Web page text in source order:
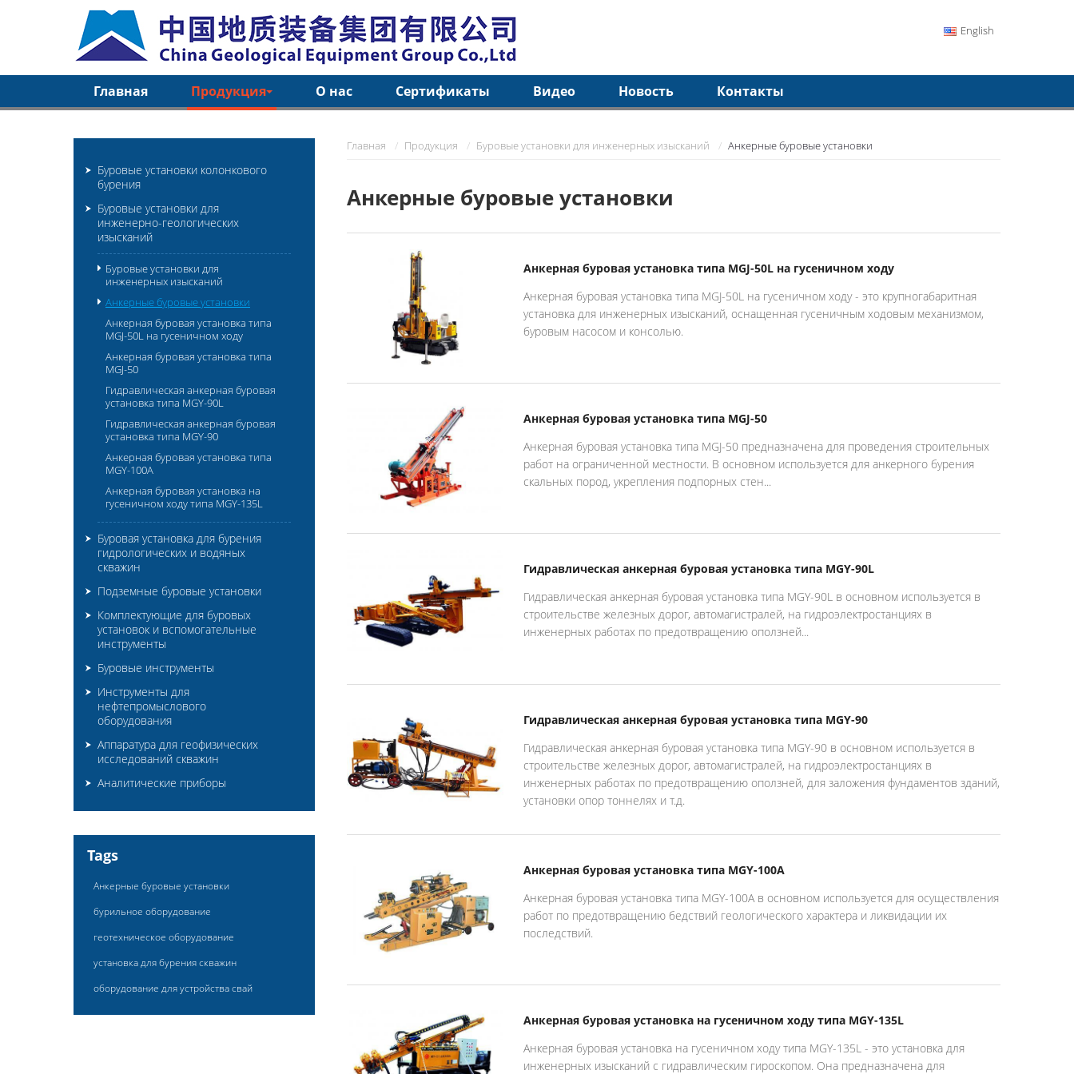
English
Главная Продукция О нас Сертификаты Видео Новость Контакты
Главная Продукция Буровые установки для инженерных изысканий Анкерные буровые установки
Анкерные буровые установки
Анкерная буровая установка типа MGJ-50L на гусеничном ходу
Анкерная буровая установка типа MGJ-50L на гусеничном ходу - это крупногабаритная
установка для инженерных изысканий, оснащенная гусеничным ходовым механизмом,
буровым насосом и консолью.
Анкерная буровая установка типа MGJ-50
Анкерная буровая установка типа MGJ-50 предназначена для проведения строительных
работ на ограниченной местности. В основном используется для анкерного бурения
скальных пород, укрепления подпорных стен...
Гидравлическая анкерная буровая установка типа MGY-90L
Гидравлическая анкерная буровая установка типа MGY-90L в основном используется в
строительстве железных дорог, автомагистралей, на гидроэлектростанциях в
инженерных работах по предотвращению оползней...
Гидравлическая анкерная буровая установка типа MGY-90
Гидравлическая анкерная буровая установка типа MGY-90 в основном используется в
строительстве железных дорог, автомагистралей, на гидроэлектростанциях в
инженерных работах по предотвращению оползней, для заложения фундаментов зданий,
установки опор тоннелях и т.д.
Анкерная буровая установка типа MGY-100A
Анкерная буровая установка типа MGY-100A в основном используется для осуществления
работ по предотвращению бедствий геологического характера и ликвидации их
последствий.
Анкерная буровая установка на гусеничном ходу типа MGY-135L
Анкерная буровая установка на гусеничном ходу типа MGY-135L - это установка для
инженерных изысканий с гидравлическим гироскопом. Она предназначена для
Буровые установки колонкового
бурения
Буровые установки для
инженерно-геологических
изысканий
Буровые установки для
инженерных изысканий
Анкерные буровые установки
Анкерная буровая установка типа
MGJ-50L на гусеничном ходу
Анкерная буровая установка типа
MGJ-50
Гидравлическая анкерная буровая
установка типа MGY-90L
Гидравлическая анкерная буровая
установка типа MGY-90
Анкерная буровая установка типа
MGY-100A
Анкерная буровая установка на
гусеничном ходу типа MGY-135L
Буровая установка для бурения
гидрологических и водяных
скважин
Подземные буровые установки
Комплектующие для буровых
установок и вспомогательные
инструменты
Буровые инструменты
Инструменты для
нефтепромыслового
оборудования
Аппаратура для геофизических
исследований скважин
Аналитические приборы
Tags
Анкерные буровые установки
бурильное оборудование
геотехническое оборудование
установка для бурения скважин
оборудование для устройства свай